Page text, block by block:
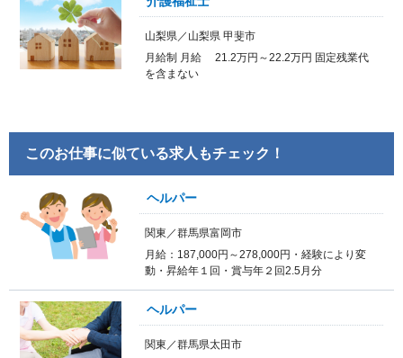
山梨県／山梨県 甲斐市
月給制 月給 21.2万円～22.2万円 固定残業代
を含まない
このお仕事に似ている求人もチェック！
ヘルパー
関東／群馬県富岡市
月給：187,000円～278,000円・経験により変
動・昇給年１回・賞与年２回2.5月分
ヘルパー
関東／群馬県太田市